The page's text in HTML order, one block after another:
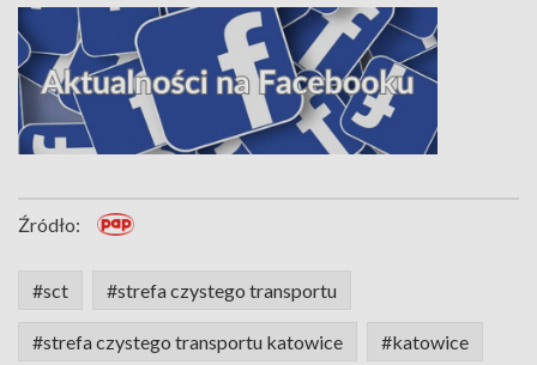
Źródło:
#sct #strefa czystego transportu
#strefa czystego transportu katowice #katowice